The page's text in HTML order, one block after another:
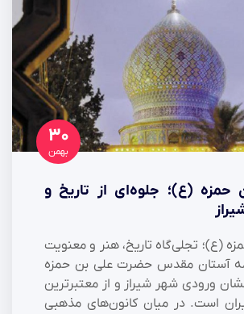
۳۰
بهمن
حمزه (ع)؛ جلوه‌ای از تاریخ و
(ع)؛ تجلی‌گاه تاریخ، هنر و معنویت
آستان مقدس حضرت علی بن حمزه
ورودی شهر شیراز و از معتبرترین
است. در میان کانون‌های مذهبی